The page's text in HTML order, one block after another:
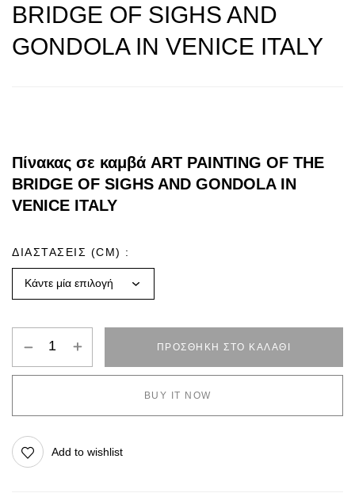
BRIDGE OF SIGHS AND
GONDOLA IN VENICE ITALY
Πίνακας σε καμβά ART PAINTING OF THE
BRIDGE OF SIGHS AND GONDOLA IN
VENICE ITALY
ΔΙΑΣΤΑΣΕΙΣ (CM)
ΠΡΟΣΘΉΚΗ ΣΤΟ ΚΑΛΆΘΙ
BUY IT NOW
Add to wishlist